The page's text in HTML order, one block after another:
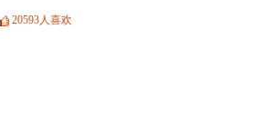
20593人喜欢